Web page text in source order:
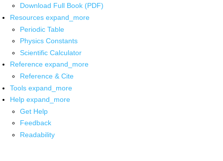
Download Full Book (PDF)
Resources expand_more
Periodic Table
Physics Constants
Scientific Calculator
Reference expand_more
Reference & Cite
Tools expand_more
Help expand_more
Get Help
Feedback
Readability